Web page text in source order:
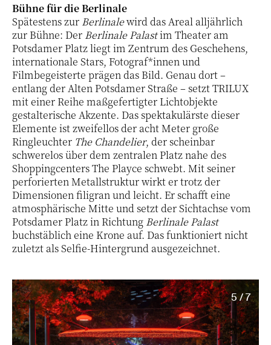
Bühne für die Berlinale
Spätestens zur Berlinalewird das Areal alljährlich
zur Bühne: Der Berlinale Palastim Theater am
Potsdamer Platz liegt im Zentrum des Geschehens,
internationale Stars, Fotograf*innen und
Filmbegeisterte prägen das Bild. Genau dort –
entlang der Alten Potsdamer Straße – setzt TRILUX
mit einer Reihe maßgefertigter Lichtobjekte
gestalterische Akzente. Das spektakulärste dieser
Elemente ist zweifellos der acht Meter große
Ringleuchter The Chandelier, der scheinbar
schwerelos über dem zentralen Platz nahe des
Shoppingcenters The Playce schwebt. Mit seiner
perforierten Metallstruktur wirkt er trotz der
Dimensionen filigran und leicht. Er schafft eine
atmosphärische Mitte und setzt der Sichtachse vom
Potsdamer Platz in Richtung Berlinale Palast
buchstäblich eine Krone auf. Das funktioniert nicht
zuletzt als Selfie-Hintergrund ausgezeichnet.
5 / 7